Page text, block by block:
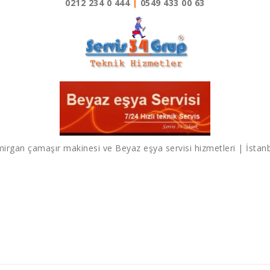
0212 234 0 444 0549 433 00 63
çamaşır makinesi ve Beyaz eşya servisi hizmetleri |